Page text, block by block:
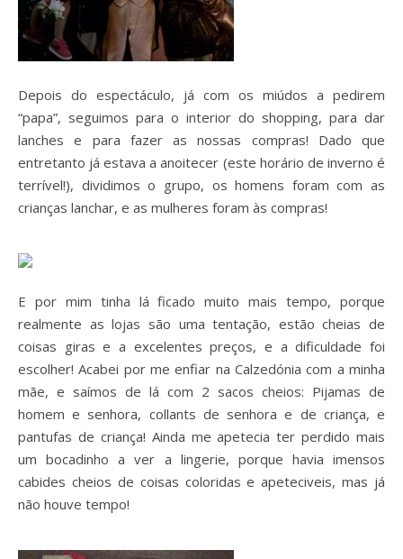
Depois do espectáculo, já com os miúdos a pedirem
“papa”, seguimos para o interior do shopping, para dar
lanches e para fazer as nossas compras! Dado que
entretanto já estava a anoitecer (este horário de inverno é
terrível!), dividimos o grupo, os homens foram com as
crianças lanchar, e as mulheres foram às compras!
E por mim tinha lá ficado muito mais tempo, porque
realmente as lojas são uma tentação, estão cheias de
coisas giras e a excelentes preços, e a dificuldade foi
escolher! Acabei por me enfiar na Calzedónia com a minha
mãe, e saímos de lá com 2 sacos cheios: Pijamas de
homem e senhora, collants de senhora e de criança, e
pantufas de criança! Ainda me apetecia ter perdido mais
um bocadinho a ver a lingerie, porque havia imensos
cabides cheios de coisas coloridas e apeteciveis, mas já
não houve tempo!